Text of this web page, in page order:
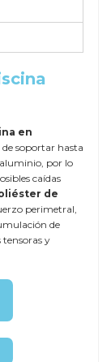
en
de soportar hasta
por lo
caídas
de
perimetral,
de
tensoras y